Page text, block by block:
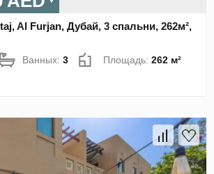
Al Furjan, Дубай, 3 спальни, 262м²,
Ванных:3 Площадь:262 м²